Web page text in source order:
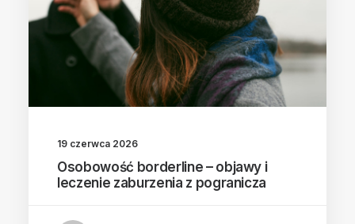
19 czerwca 2026
Osobowość borderline – objawy i
leczenie zaburzenia z pogranicza